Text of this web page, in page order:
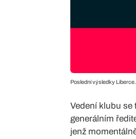
Poslední výsledky
Vedení klubu se
generálním
jenž